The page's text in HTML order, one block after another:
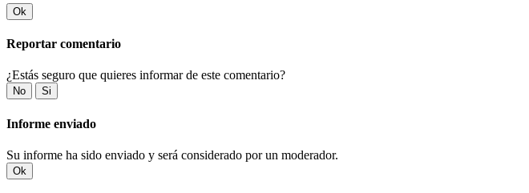
Ok
Reportar comentario
¿Estás seguro que quieres informar de este comentario?
No Si
Informe enviado
Su informe ha sido enviado y será considerado por un moderador.
Ok